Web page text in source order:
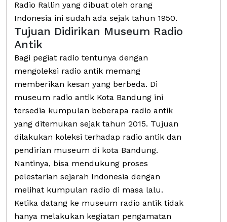
Radio Rallin yang dibuat oleh orang
Indonesia ini sudah ada sejak tahun 1950.
Tujuan Didirikan Museum Radio
Antik
Bagi pegiat radio tentunya dengan
mengoleksi radio antik memang
memberikan kesan yang berbeda. Di
museum radio antik Kota Bandung ini
tersedia kumpulan beberapa radio antik
yang ditemukan sejak tahun 2015. Tujuan
dilakukan koleksi terhadap radio antik dan
pendirian museum di kota Bandung.
Nantinya, bisa mendukung proses
pelestarian sejarah Indonesia dengan
melihat kumpulan radio di masa lalu.
Ketika datang ke museum radio antik tidak
hanya melakukan kegiatan pengamatan